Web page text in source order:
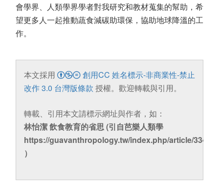
會學界、人類學界學者對我研究和教材蒐集的幫助，希
望更多人一起推動蔬食減碳助環保，協助地球降溫的工
作。
本文採用
創用CC 姓名標示-非商業性-禁止
改作 3.0 台灣版條款 授權。歡迎轉載與引用。
轉載、引用本文請標示網址與作者，如：
林怡潔 飲食教育的省思 (引自芭樂人類學
https://guavanthropology.tw/index.php/article/3340
）